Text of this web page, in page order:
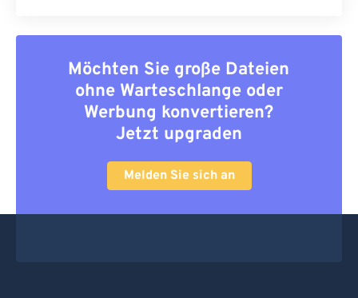
Möchten Sie große Dateien
ohne Warteschlange oder
Werbung konvertieren?
Jetzt upgraden
Melden Sie sich an